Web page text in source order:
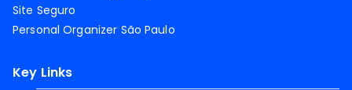
Site Seguro
Personal Organizer São Paulo
Key Links